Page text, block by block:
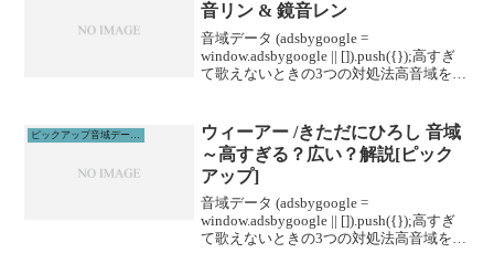
音リン & 鏡音レン
音域データ (adsbygoogle =
window.adsbygoogle || []).push({});高すぎ
て歌えないときの3つの対処法高音域を広
ルに通うこと...
ウィーアー /きただにひろし 音域
～高すぎる？広い？解説[ピック
アップ]
音域データ (adsbygoogle =
window.adsbygoogle || []).push({});高すぎ
て歌えないときの3つの対処法高音域を広